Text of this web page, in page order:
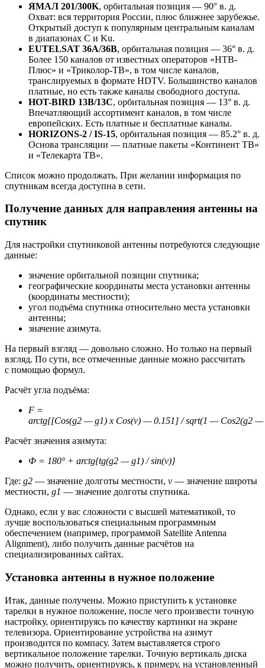
ЯМАЛ 201/300K, орбитальная позиция — 90° в. д.
Охват: вся территория России, плюс ближнее зарубежье.
Открытый доступ к популярным центральным каналам
в диапазонах С и Ku.
EUTELSAT 36A/36B, орбитальная позиция — 36° в. д.
Более 150 каналов от известных операторов «НТВ-
Плюс» и «Триколор-ТВ», в том числе каналов,
транслируемых в формате HDTV. Большинство каналов
платные, но есть также каналы свободного доступа.
HOT-BIRD 13B/13C, орбитальная позиция — 13° в. д.
Впечатляющий ассортимент каналов, в том числе
европейских. Есть платные и бесплатные каналы.
HORIZONS-2 / IS-15, орбитальная позиция — 85.2° в. д.
Основа трансляции — платные пакеты «Континент ТВ»
и «Телекарта ТВ».
Список можно продолжать. При желании информация по
спутникам всегда доступна в сети.
Получение данных для направления антенны на
спутник
Для настройки спутниковой антенны потребуются следующие
данные:
значение орбитальной позиции спутника;
географические координаты места установки антенны
(координаты местности);
угол подъёма спутника относительно места установки
антенны;
значение азимута.
На первый взгляд — довольно сложно. Но только на первый
взгляд. По сути, все отмеченные данные можно рассчитать
с помощью формул.
Расчёт угла подъёма:
F =
arctg{[Cos(g2 — g1) x Cos(v) — 0.151] / sqrt(1 — Соs2(g2 —
Расчёт значения азимута:
Ф = 180° + arctg{tg(g2 — g1) / sin(v)}
Где: g2 — значение долготы местности, v — значение широты
местности, g1 — значение долготы спутника.
Однако, если у вас сложности с высшей математикой, то
лучше воспользоваться специальным программным
обеспечением (например, программой Satellite Antenna
Alignment), либо получить данные расчётов на
специализированных сайтах.
Установка антенны в нужное положение
Итак, данные получены. Можно приступить к установке
тарелки в нужное положение, после чего произвести точную
настройку, ориентируясь по качеству картинки на экране
телевизора. Ориентирование устройства на азимут
производится по компасу. Затем выставляется строго
вертикальное положение тарелки. Точную вертикаль диска
можно получить, ориентируясь, к примеру, на установленный